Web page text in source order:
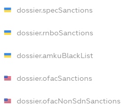
dossier.specSanctions
dossier.rnboSanctions
dossier.amkuBlackList
dossier.ofacSanctions
dossier.ofacNonSdnSanctions